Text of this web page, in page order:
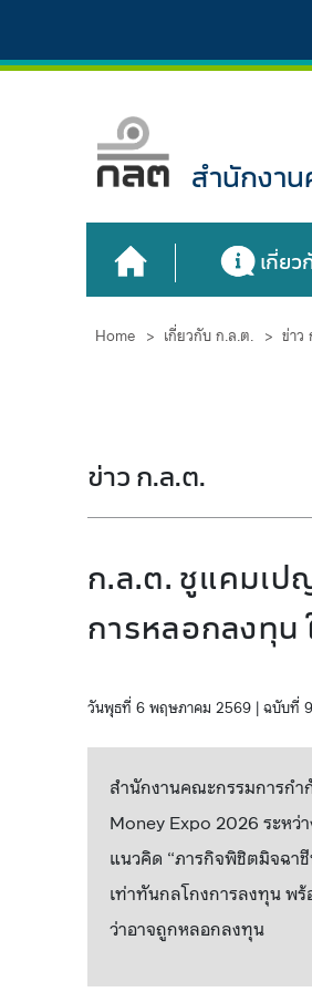
สำนักงา
เกี่ยว
Home > เกี่ยวกับ ก.ล.ต. > ข่าว
ข่าว ก.ล.ต.
ก.ล.ต. ชูแคมเป
การหลอกลงทุน
วันพุธที่ 6 พฤษภาคม 2569 | ฉบับที่
สำนักงานคณะกรรมการก
Money Expo 2026 ระหว่
แนวคิด “ภารกิจพิชิตมิจฉา
เท่าทันกลโกงการลงทุน พ
ว่าอาจถูกหลอกลงทุน